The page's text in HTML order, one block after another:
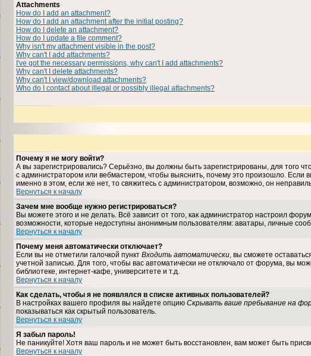
Attachments
How do I add an attachment?
How do I add an attachment after the initial posting?
How do I delete an attachment?
How do I update a file comment?
Why isn't my attachment visible in the post?
Why can't I add attachments?
I've got the necessary permissions, why can't I add attachments?
Why can't I delete attachments?
Why can't I view/download attachments?
Who do I contact about illegal or possibly illegal attachments?
Почему я не могу войти?
А вы зарегистрировались? Серьёзно, вы должны быть зарегистрированы, для того
с администратором или вебмастером, чтобы выяснить, почему это произошло.
именно в этом, если же нет, то свяжитесь с администратором, возможно, он
Вернуться к началу
Зачем мне вообще нужно регистрироваться?
Вы можете этого и не делать. Всё зависит от того, как администратор настроил
возможности, которые недоступны анонимным пользователям: аватары, личные
Вернуться к началу
Почему меня автоматически отключает?
Если вы не отметили галочкой пункт Входить автоматически, вы сможете
учетной записью. Для того, чтобы вас автоматически не отключало от форума, вы
библиотеке, интернет-кафе, университете и т.д.
Вернуться к началу
Как сделать, чтобы я не появлялся в списке активных пользователей?
В настройках вашего профиля вы найдете опцию Скрывать ваше пребывание на
показываться как скрытый пользователь.
Вернуться к началу
Я забыл пароль!
Не паникуйте! Хотя ваш пароль и не может быть восстановлен, вам может быть
Вернуться к началу